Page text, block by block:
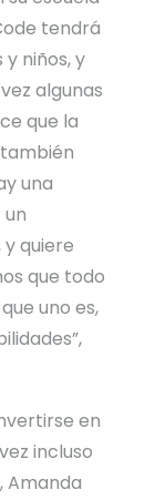
tendrá
niños, y
algunas
que la
una
quiere
que todo
uno es,
en
incluso
Amanda